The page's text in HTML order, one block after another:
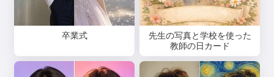
卒業式
先生の写真と学校を使った
教師の日カード